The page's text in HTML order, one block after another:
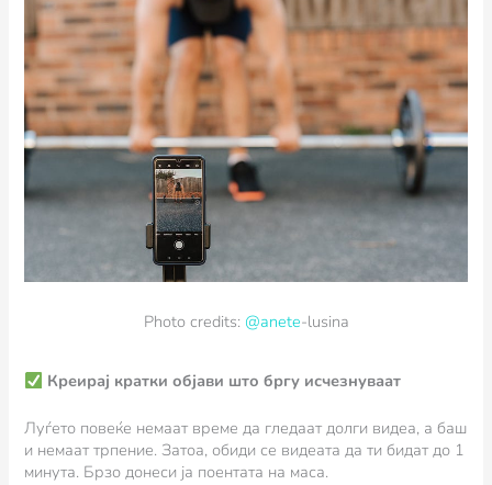
Photo credits: @anete-lusina
Креирај кратки објави што бргу исчезнуваат
Луѓето повеќе немаат време да гледаат долги видеа, а баш
и немаат трпение. Затоа, обиди се видеата да ти бидат до 1
минута. Брзо донеси ја поентата на маса.